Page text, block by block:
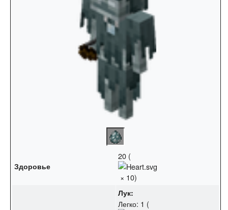
Здоровье
20 (
× 10)
Лук:
Легко: 1 (